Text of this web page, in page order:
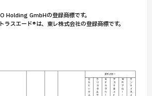
Holding GmbHの登録商標です。
スエード®は、東レ株式会社の登録商標です。